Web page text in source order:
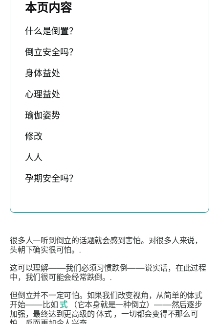
本页内容
什么是倒置？
倒立安全吗？
身体益处
心理益处
瑜伽姿势
修改
人人
孕期安全吗？
很多人一听到倒立的话题就会感到害怕。对很多人来说，
头朝下确实很可怕。.
这可以理解——我们必须习惯跌倒——说实话，在此过程
中，我们很可能会经常跌倒。.
但倒立并不一定可怕。如果我们改变视角，从简单的体式
开始——比如 式 （它本身就是一种倒立）——然后逐步
加强，最终达到更高级的体式，一切都会变得不那么可